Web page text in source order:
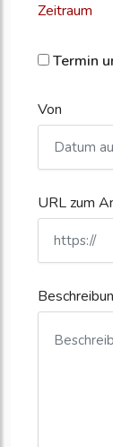
Zeitraum
Termin
Von
URL zum